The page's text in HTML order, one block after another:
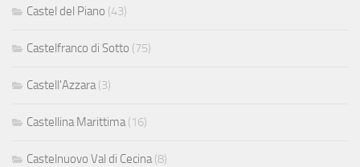
Castel del Piano (43)
Castelfranco di Sotto (75)
Castell'Azzara (3)
Castellina Marittima (16)
Castelnuovo Val di Cecina (8)